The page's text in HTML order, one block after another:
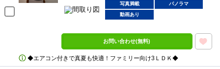
写真満載
パノラマ
動画あり
お問い合わせ(無料)
◆エアコン付きで真夏も快適！ファミリー向け3ＬＤＫ◆